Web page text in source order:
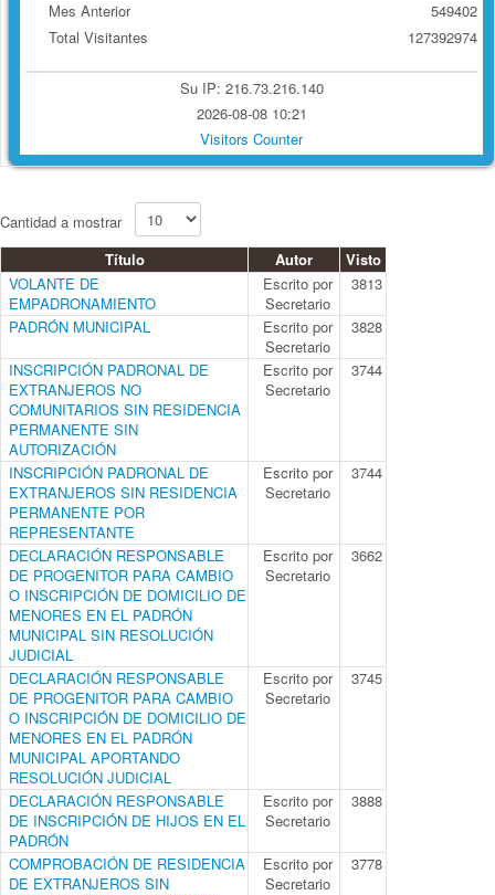
Mes Anterior
Total Visitantes
549402
127392974
Su IP: 216.73.216.140
2026-08-08 10:21
Visitors Counter
Cantidad a mostrar
Título
Autor
Visto
VOLANTE DE
EMPADRONAMIENTO
Escrito por
Secretario
3813
PADRÓN MUNICIPAL
Escrito por
Secretario
3828
INSCRIPCIÓN PADRONAL DE
EXTRANJEROS NO
COMUNITARIOS SIN RESIDENCIA
PERMANENTE SIN
AUTORIZACIÓN
Escrito por
Secretario
3744
INSCRIPCIÓN PADRONAL DE
EXTRANJEROS SIN RESIDENCIA
PERMANENTE POR
REPRESENTANTE
Escrito por
Secretario
3744
DECLARACIÓN RESPONSABLE
DE PROGENITOR PARA CAMBIO
O INSCRIPCIÓN DE DOMICILIO DE
MENORES EN EL PADRÓN
MUNICIPAL SIN RESOLUCIÓN
JUDICIAL
Escrito por
Secretario
3662
DECLARACIÓN RESPONSABLE
DE PROGENITOR PARA CAMBIO
O INSCRIPCIÓN DE DOMICILIO DE
MENORES EN EL PADRÓN
MUNICIPAL APORTANDO
RESOLUCIÓN JUDICIAL
Escrito por
Secretario
3745
DECLARACIÓN RESPONSABLE
DE INSCRIPCIÓN DE HIJOS EN EL
PADRÓN
Escrito por
Secretario
3888
COMPROBACIÓN DE RESIDENCIA
DE EXTRANJEROS SIN
Escrito por
Secretario
3778